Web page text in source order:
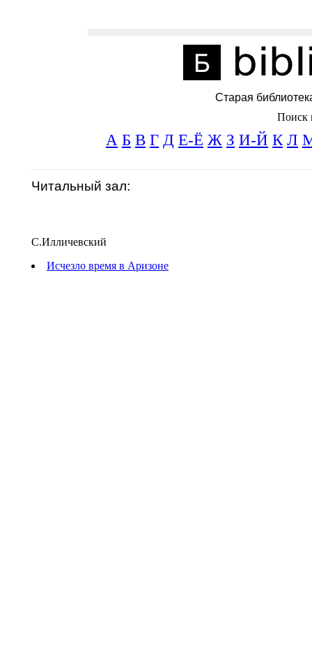
Старая
Поиск
А Б В Г Д Е-Ё Ж З И-Й К Л
Читальный зал:
С.Илличевский
Исчезло время в Аризоне